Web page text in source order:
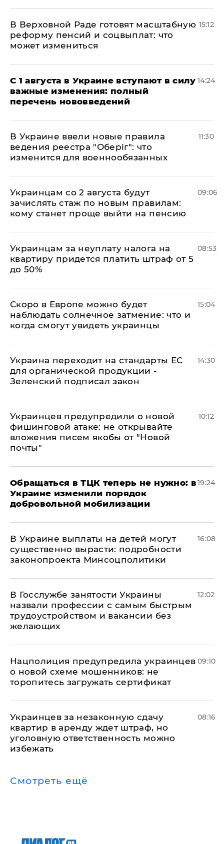
В Верховной Раде готовят масштабную
реформу пенсий и соцвыплат: что
может измениться
15:12
С 1 августа в Украине вступают в силу
важные изменения: полный
перечень нововведений
14:24
В Украине ввели новые правила
ведения реестра "Оберіг": что
изменится для военнообязанных
11:30
Украинцам со 2 августа будут
зачислять стаж по новым правилам:
кому станет проще выйти на пенсию
09:06
Украинцам за неуплату налога на
квартиру придется платить штраф от 5
до 50%
08:53
Скоро в Европе можно будет
наблюдать солнечное затмение: что и
когда смогут увидеть украинцы
15:04
Украина переходит на стандарты ЕС
для органической продукции -
Зеленский подписал закон
14:30
Украинцев предупредили о новой
фишинговой атаке: не открывайте
вложения писем якобы от "Новой
почты"
10:12
Обращаться в ТЦК теперь не нужно: в
Украине изменили порядок
добровольной мобилизации
19:24
В Украине выплаты на детей могут
существенно вырасти: подробности
законопроекта Минсоцполитики
16:08
В Госслужбе занятости Украины
назвали профессии с самым быстрым
трудоустройством и вакансии без
желающих
12:02
Нацполиция предупредила украинцев
о новой схеме мошенников: не
торопитесь загружать сертификат
09:10
Украинцев за незаконную сдачу
квартир в аренду ждет штраф, но
уголовную ответственность можно
избежать
08:16
Смотреть ещё